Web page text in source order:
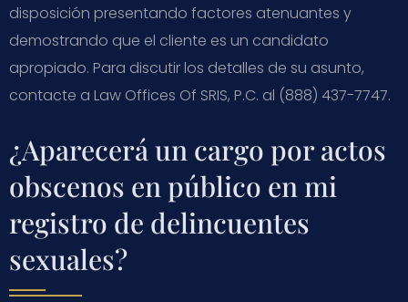
disposición presentando factores atenuantes y
demostrando que el cliente es un candidato
apropiado. Para discutir los detalles de su asunto,
contacte a Law Offices Of SRIS, P.C. al (888) 437-7747.
¿Aparecerá un cargo por actos
obscenos en público en mi
registro de delincuentes
sexuales?